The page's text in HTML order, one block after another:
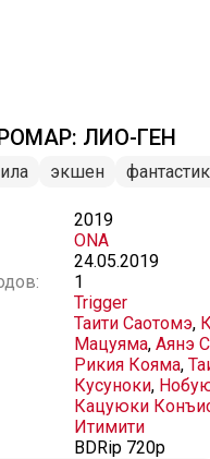
ЛИО-ГЕН
экшен
2019
ONA
24.05.2019
1
Trigger
Таити Саотомэ,
Мацуяма, Аянэ
Рикия Кояма,
Кусуноки,
Кацуюки
Итимити
BDRip 720p